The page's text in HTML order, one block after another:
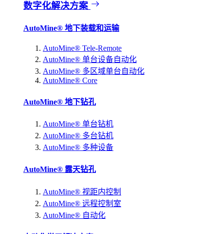
数字化解决方案
AutoMine® 地下装载和运输
AutoMine® Tele-Remote
AutoMine® 单台设备自动化
AutoMine® 多区域单台自动化
AutoMine® Core
AutoMine® 地下钻孔
AutoMine® 单台钻机
AutoMine® 多台钻机
AutoMine® 多种设备
AutoMine® 露天钻孔
AutoMine® 视距内控制
AutoMine® 远程控制室
AutoMine® 自动化